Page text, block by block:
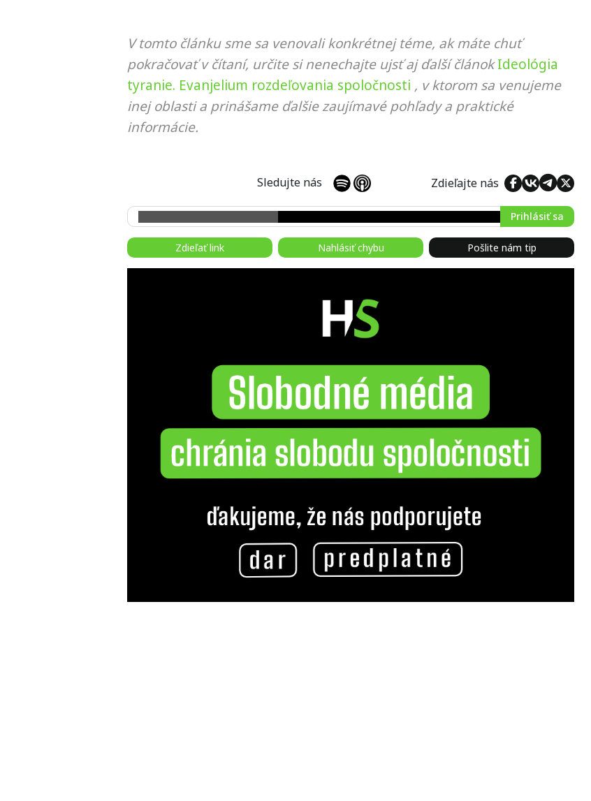
V tomto článku sme sa venovali konkrétnej téme, ak máte chuť
pokračovať v čítaní, určite si nenechajte ujsť aj ďalší článok Ideológia
tyranie. Evanjelium rozdeľovania spoločnosti , v ktorom sa venujeme
inej oblasti a prinášame ďalšie zaujímavé pohľady a praktické
informácie.
Sledujte nás Zdieľajte nás
Prihlásiť sa
Zdieľať link Nahlásiť chybu Pošlite nám tip